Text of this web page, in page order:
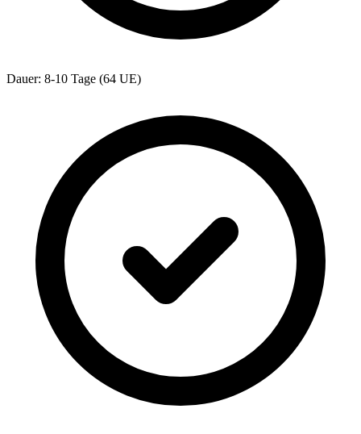
Dauer: 8-10 Tage (64 UE)